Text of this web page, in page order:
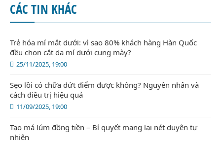
CÁC TIN KHÁC
25/11/2025, 19:00
Trẻ hóa mí mắt dưới: vì sao 80% khách hàng Hàn Quốc
đều chọn cắt da mí dưới cung mày?
11/09/2025, 19:00
Sẹo lồi có chữa dứt điểm được không? Nguyên nhân và
cách điều trị hiệu quả
Tạo má lúm đồng tiền – Bí quyết mang lại nét duyên tự
nhiên